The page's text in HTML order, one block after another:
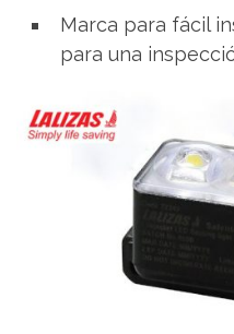
Marca para fácil
para una